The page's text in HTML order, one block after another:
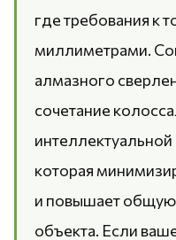
где требования к
миллиметрами.
алмазного
сочетание
которая
и повышает общую
объекта. Если